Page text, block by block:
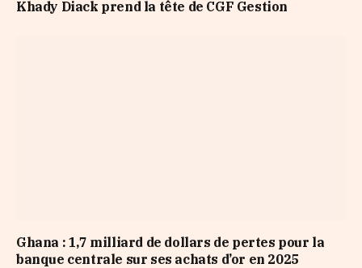
Khady Diack prend la tête de CGF Gestion
Ghana : 1,7 milliard de dollars de pertes pour la
banque centrale sur ses achats d’or en 2025